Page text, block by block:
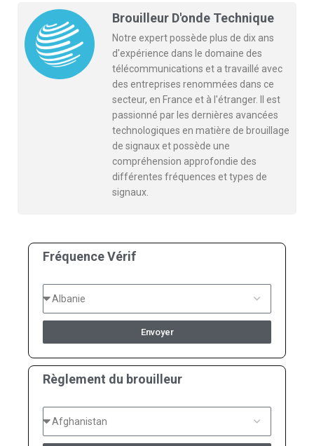
Brouilleur D'onde Technique
Notre expert possède plus de dix ans
d'expérience dans le domaine des
télécommunications et a travaillé avec
des entreprises renommées dans ce
secteur, en France et à l'étranger. Il est
passionné par les dernières avancées
technologiques en matière de brouillage
de signaux et possède une
compréhension approfondie des
différentes fréquences et types de
signaux.
Fréquence Vérif
Envoyer
Règlement du brouilleur